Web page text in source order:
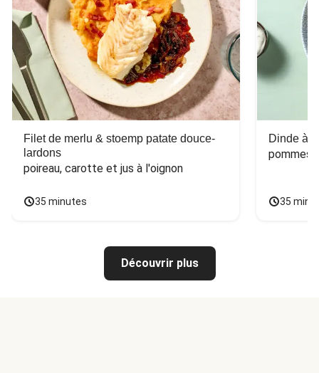
Filet de merlu & stoemp patate douce-
lardons
poireau, carotte et jus à l'oignon
35 minutes
Dinde à
pommes
35
Découvrir plus